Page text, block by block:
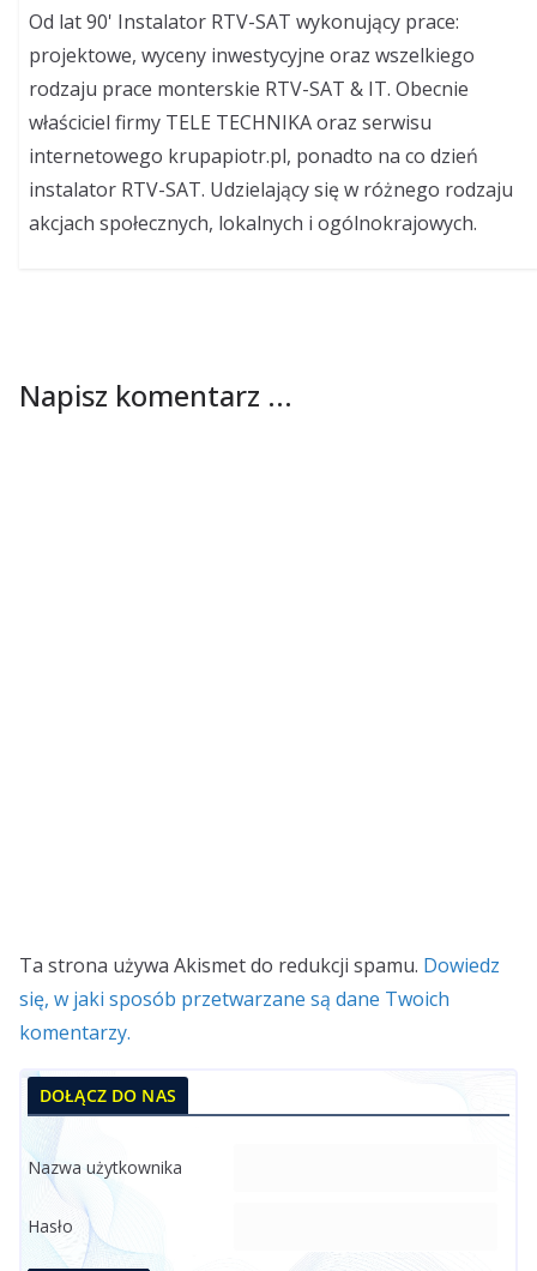
Od lat 90' Instalator RTV-SAT wykonujący prace:
projektowe, wyceny inwestycyjne oraz wszelkiego
rodzaju prace monterskie RTV-SAT & IT. Obecnie
właściciel firmy TELE TECHNIKA oraz serwisu
internetowego krupapiotr.pl, ponadto na co dzień
instalator RTV-SAT. Udzielający się w różnego rodzaju
akcjach społecznych, lokalnych i ogólnokrajowych.
Napisz komentarz ...
Ta strona używa Akismet do redukcji spamu. Dowiedz
się, w jaki sposób przetwarzane są dane Twoich
komentarzy.
DOŁĄCZ DO NAS
Nazwa użytkownika
Hasło